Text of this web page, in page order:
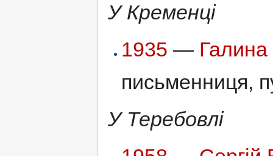
У Кременці
1935 —
письменниця,
У Теребовлі